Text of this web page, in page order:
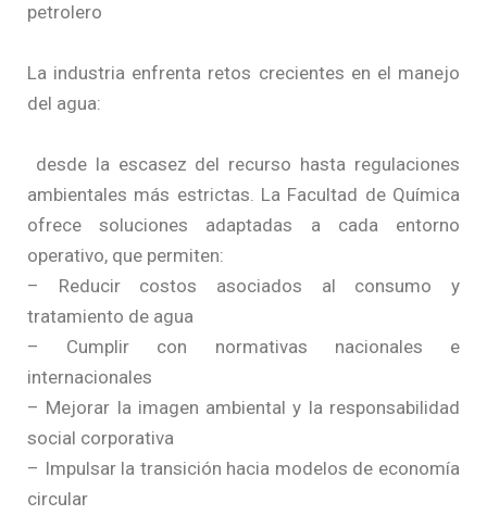
petrolero
La industria enfrenta retos crecientes en el manejo
del agua:
desde la escasez del recurso hasta regulaciones
ambientales más estrictas. La Facultad de Química
ofrece soluciones adaptadas a cada entorno
operativo, que permiten:
– Reducir costos asociados al consumo y
tratamiento de agua
– Cumplir con normativas nacionales e
internacionales
– Mejorar la imagen ambiental y la responsabilidad
social corporativa
– Impulsar la transición hacia modelos de economía
circular